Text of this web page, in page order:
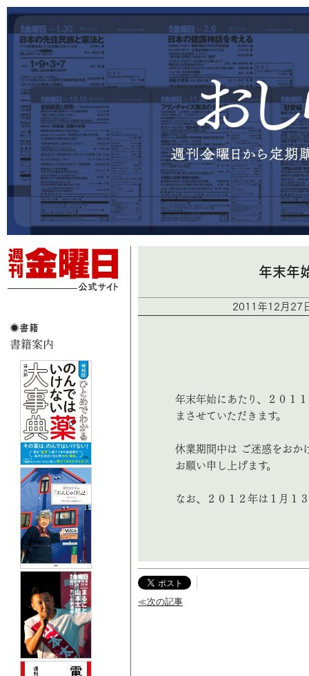
年末年
2011年12月27
年末年始にあたり、２０１
まさせていただきます。
休業期間中は ご迷惑をおか
お願い申し上げます。
なお、２０１２年は１月１
≪次の記事